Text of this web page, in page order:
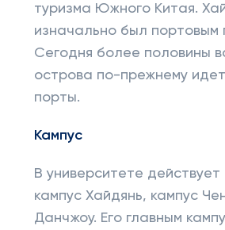
туризма Южного Китая.
изначально был портовым
Сегодня более половины
острова по-прежнему
порты.
Кампус
В университете действует
кампус Хайдянь, кампус
Данчжоу. Его главным